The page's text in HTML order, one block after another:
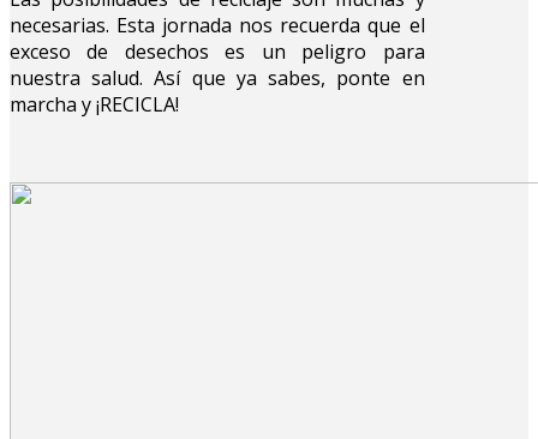
necesarias. Esta jornada nos recuerda que el
exceso de desechos es un peligro para
nuestra salud. Así que ya sabes, ponte en
marcha y ¡RECICLA!